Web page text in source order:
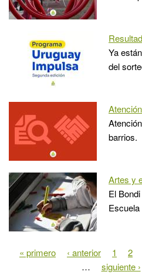
Ya
del
barrios.
Artes y
El
Escuela
« primero ‹ anterior 1 2
…
siguiente ›